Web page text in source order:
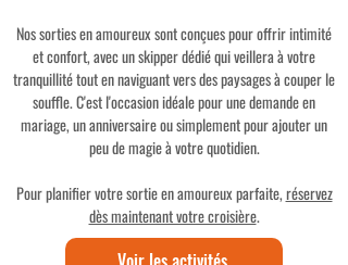
Nos sorties en amoureux sont conçues pour offrir intimité
et confort, avec un skipper dédié qui veillera à votre
tranquillité tout en naviguant vers des paysages à couper le
souffle. C'est l'occasion idéale pour une demande en
mariage, un anniversaire ou simplement pour ajouter un
peu de magie à votre quotidien.
Pour planifier votre sortie en amoureux parfaite,réservez
dès maintenant votre croisière.